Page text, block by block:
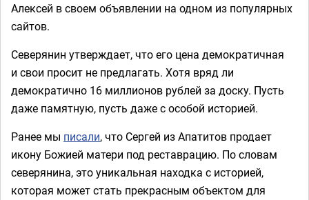
Алексей в своем объявлении на одном из популярных
сайтов.
Северянин утверждает, что его цена демократичная
и свои просит не предлагать. Хотя вряд ли
демократично 16 миллионов рублей за доску. Пусть
даже памятную, пусть даже с особой историей.
Ранее мы писали, что Сергей из Апатитов продает
икону Божией матери под реставрацию. По словам
северянина, это уникальная находка с историей,
которая может стать прекрасным объектом для